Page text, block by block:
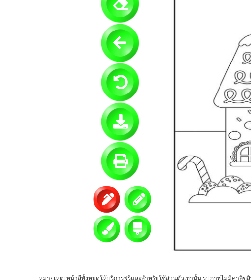
หมายเหตุ: หน้าสีทั้งหมดให้บริการฟรีและสำหรับใช้ส่วนตัวเท่านั้น รูปภาพไม่มีค่าลิข